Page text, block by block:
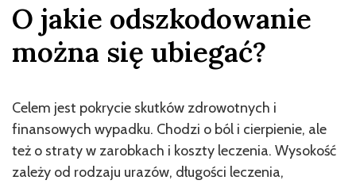
O jakie odszkodowanie
można się ubiegać?
Celem jest pokrycie skutków zdrowotnych i
finansowych wypadku. Chodzi o ból i cierpienie, ale
też o straty w zarobkach i koszty leczenia. Wysokość
zależy od rodzaju urazów, długości leczenia,